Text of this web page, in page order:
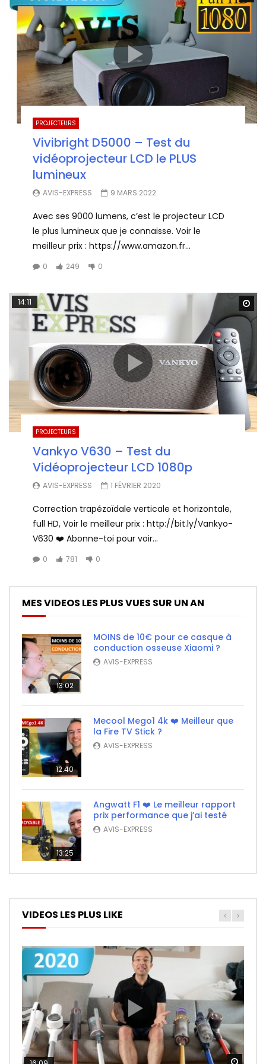
PROJECTEURS
Vivibright D5000 – Test du
vidéoprojecteur LCD le PLUS
lumineux
AVIS-EXPRESS 9 MARS 2022
Avec ses 9000 lumens, c’est le projecteur LCD
le plus lumineux que je connaisse. Voir le
meilleur prix : https://www.amazon.fr...
0 249 0
14:11
PROJECTEURS
Vankyo V630 – Test du
Vidéoprojecteur LCD 1080p
AVIS-EXPRESS 1 FÉVRIER 2020
Correction trapézoïdale verticale et horizontale,
full HD, Voir le meilleur prix : http://bit.ly/Vankyo-
V630 ❤️ Abonne-toi pour voir...
0 781 0
MES VIDEOS LES PLUS VUES SUR UN AN
13:02
MOINS de 10€ pour ce casque à
conduction osseuse Xiaomi ?
AVIS-EXPRESS
12:40
Mecool Mego1 4k ❤️ Meilleur que
la Fire TV Stick ?
AVIS-EXPRESS
13:25
Angwatt F1 ❤️ Le meilleur rapport
prix performance que j’ai testé
AVIS-EXPRESS
VIDEOS LES PLUS LIKE